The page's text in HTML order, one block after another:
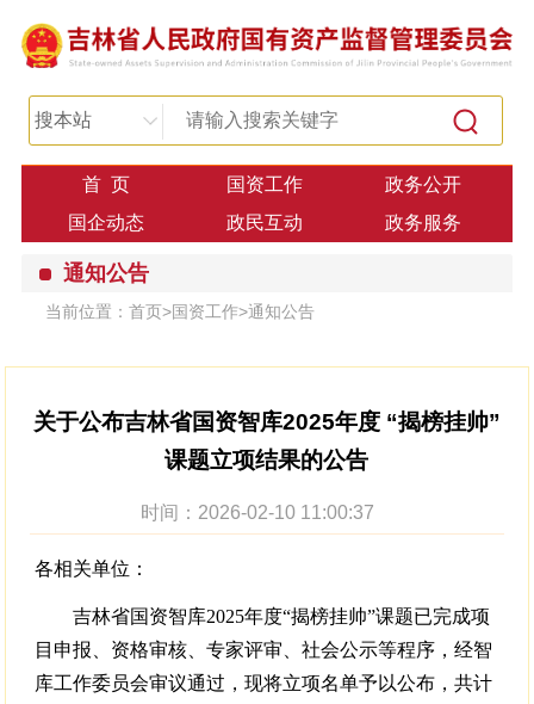
搜本站
首 页 国资工作
政务公开
国企动态
政民互动 政务服务
通知公告
当前位置： 首页>国资工作>通知公告
关于公布吉林省国资智库2025年度 “揭榜挂帅”
课题立项结果的公告
时间：2026-02-10 11:00:37
各相关单位：
吉林省国资智库2025年度“揭榜挂帅”课题已完成项
目申报、资格审核、专家评审、社会公示等程序，经智
库工作委员会审议通过，现将立项名单予以公布，共计